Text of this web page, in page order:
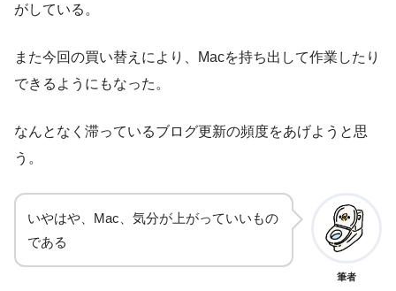
がしている。
また今回の買い替えにより、Macを持ち出して作業したり
できるようにもなった。
なんとなく滞っているブログ更新の頻度をあげようと思
う。
いやはや、Mac、気分が上がっていいもの
である
筆者